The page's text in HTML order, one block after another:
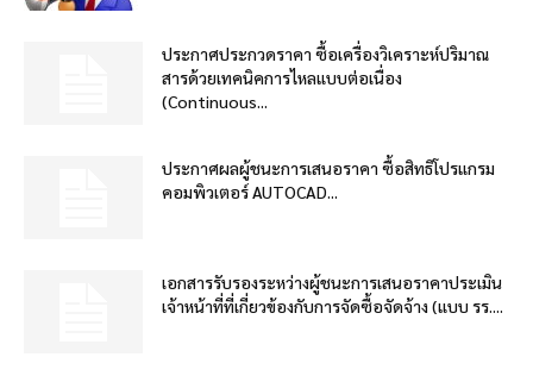
ประกาศประกวดราคา ซื้อเครื่องวิเคราะห์ปริมาณ
สารด้วยเทคนิคการไหลแบบต่อเนื่อง
(Continuous...
ประกาศผลผู้ชนะการเสนอราคา ซื้อสิทธิโปรแกรม
คอมพิวเตอร์ AUTOCAD...
เอกสารรับรองระหว่างผู้ชนะการเสนอราคาประเมิน
เจ้าหน้าที่ที่เกี่ยวข้องกับการจัดซื้อจัดจ้าง (แบบ รร....